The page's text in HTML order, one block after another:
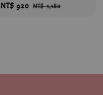
Sale
NT$ 920 Regular
NT$ 1,180